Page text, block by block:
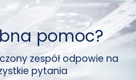
pomoc?
zespół odpowie na
pytania